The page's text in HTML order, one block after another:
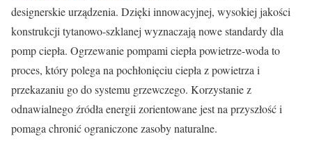
designerskie urządzenia. Dzięki innowacyjnej, wysokiej jakości
konstrukcji tytanowo-szklanej wyznaczają nowe standardy dla
pomp ciepła. Ogrzewanie pompami ciepła powietrze-woda to
proces, który polega na pochłonięciu ciepła z powietrza i
przekazaniu go do systemu grzewczego. Korzystanie z
odnawialnego źródła energii zorientowane jest na przyszłość i
pomaga chronić ograniczone zasoby naturalne.